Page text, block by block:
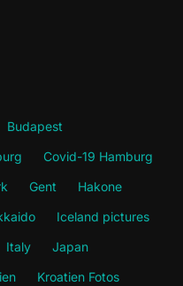
Budapest
Covid-19 Hamburg
Gent
Hakone
Iceland pictures
Italy
Japan
Kroatien Fotos